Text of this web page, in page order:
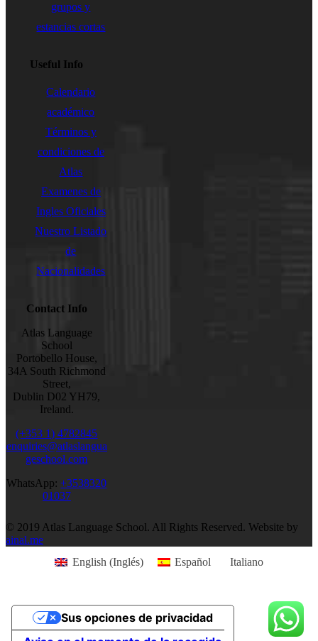
grupos y
estancias cortas
Useful Info
Calendario
académico
Términos y
condiciones de
Atlas
Examenes de
Ingles Oficiales
Nuestro Listado
de
Nacionalidades
Contact Info
Atlas Language
School
Portobello House,
34A South Richmond
Street,
Dublin D02 YH79,
Ireland.
(+353 1) 4782845
enquiries@atlaslangua
geschool.com
WhatsApp:+3538320
01037
© 2019 Atlas Language School. All Rights Reserved. Website by
ainal.me
English (Inglés) Español Italiano
Sus opciones de privacidad